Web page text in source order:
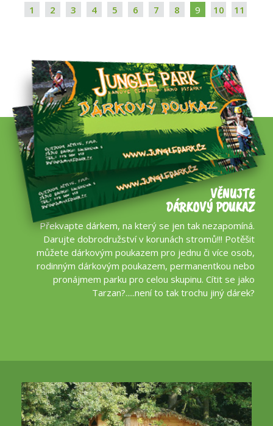
1 2 3 4 5 6 7 8 9 10 11
VĚNUJTE
DÁRKOVÝ POUKAZ
Překvapte dárkem, na který se jen tak nezapomíná.
Darujte dobrodružství v korunách stromů!!! Potěšit
můžete dárkovým poukazem pro jednu či více osob,
rodinným dárkovým poukazem, permanentkou nebo
pronájmem parku pro celou skupinu. Cítit se jako
Tarzan?.....není to tak trochu jiný dárek?